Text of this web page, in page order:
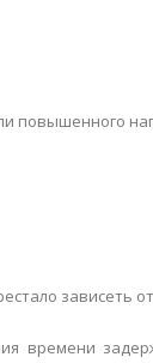
повышенного
зависеть
времени